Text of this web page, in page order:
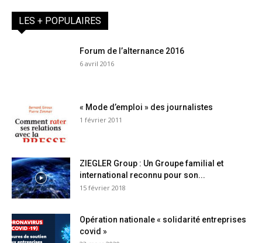
LES + POPULAIRES
Forum de l’alternance 2016
6 avril 2016
« Mode d’emploi » des journalistes
1 février 2011
ZIEGLER Group : Un Groupe familial et
international reconnu pour son...
15 février 2018
Opération nationale « solidarité entreprises
covid »